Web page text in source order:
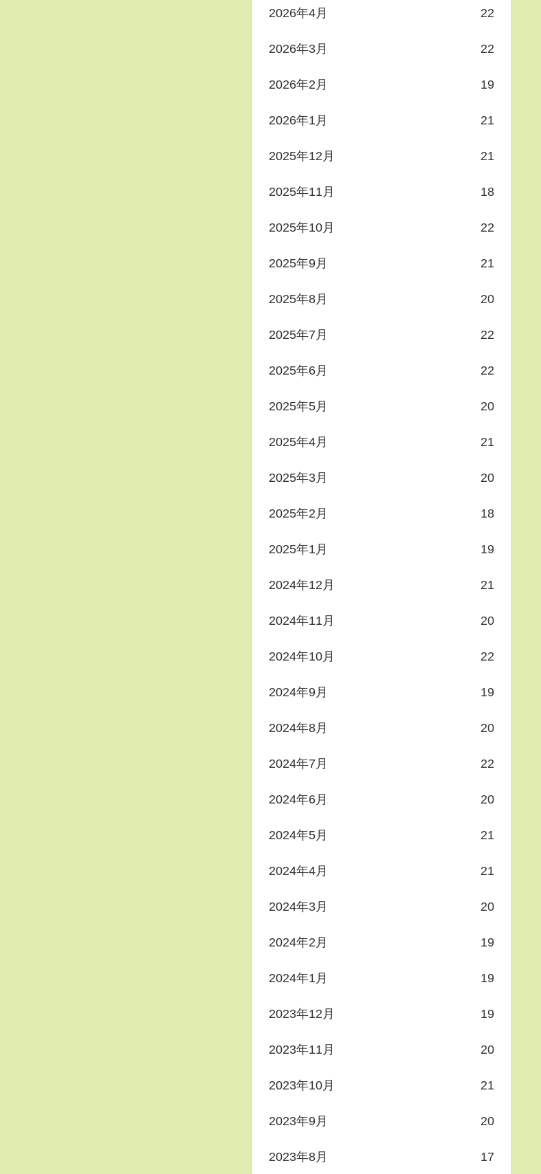
2026年4月 22
2026年3月 22
2026年2月 19
2026年1月 21
2025年12月 21
2025年11月 18
2025年10月 22
2025年9月 21
2025年8月 20
2025年7月 22
2025年6月 22
2025年5月 20
2025年4月 21
2025年3月 20
2025年2月 18
2025年1月 19
2024年12月 21
2024年11月 20
2024年10月 22
2024年9月 19
2024年8月 20
2024年7月 22
2024年6月 20
2024年5月 21
2024年4月 21
2024年3月 20
2024年2月 19
2024年1月 19
2023年12月 19
2023年11月 20
2023年10月 21
2023年9月 20
2023年8月 17